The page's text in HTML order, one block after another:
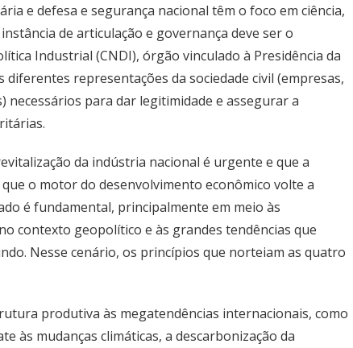
e defesa e segurança nacional têm o foco em ciência,
de articulação e governança deve ser o
Industrial (CNDI), órgão vinculado à Presidência da
diferentes representações da sociedade civil (empresas,
necessários para dar legitimidade e assegurar a
da indústria nacional é urgente e que a
o motor do desenvolvimento econômico volte a
é fundamental, principalmente em meio às
contexto geopolítico e às grandes tendências que
Nesse cenário, os princípios que norteiam as quatro
produtiva às megatendências internacionais, como
às mudanças climáticas, a descarbonização da